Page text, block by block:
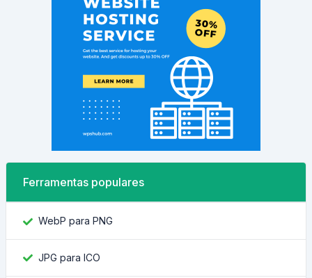
Ferramentas populares
WebP para PNG
JPG para ICO